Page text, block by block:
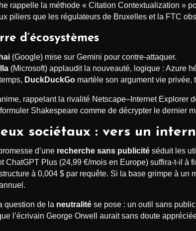
rappelle la méthode « Citation Contextualization »
piliers que les régulateurs de Bruxelles et la FTC
d’écosystèmes
(Google) mise sur Gemini pour contre-attaquer.
(Microsoft) applaudit la nouveauté, logique : Azure
DuckDuckGo martèle son argument vie privée,
rappelant la rivalité Netscape–Internet Explorer
Shakespeare comme de décrypter le dernier
sociétaux : vers un
d’une recherche sans publicité séduit les
ChatGPT Plus (24,99 €/mois en Europe) suffira-t-il
à 0,004 $ par requête. Si la base grimpe à
question de la neutralité se pose : un outil sans
l’écrivain George Orwell aurait sans doute